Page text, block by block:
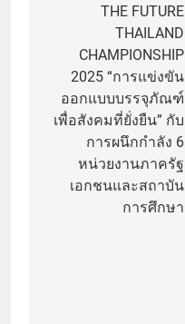
THE FUTURE
THAILAND
CHAMPIONSHIP
2025 “การแข่งขัน
ออกแบบบรรจุภัณฑ์
เพื่อสังคมที่ยั่งยืน” กับ
การผนึกกำลัง 6
หน่วยงานภาครัฐ
เอกชนและสถาบัน
การศึกษา